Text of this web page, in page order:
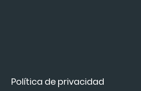
Política de privacidad